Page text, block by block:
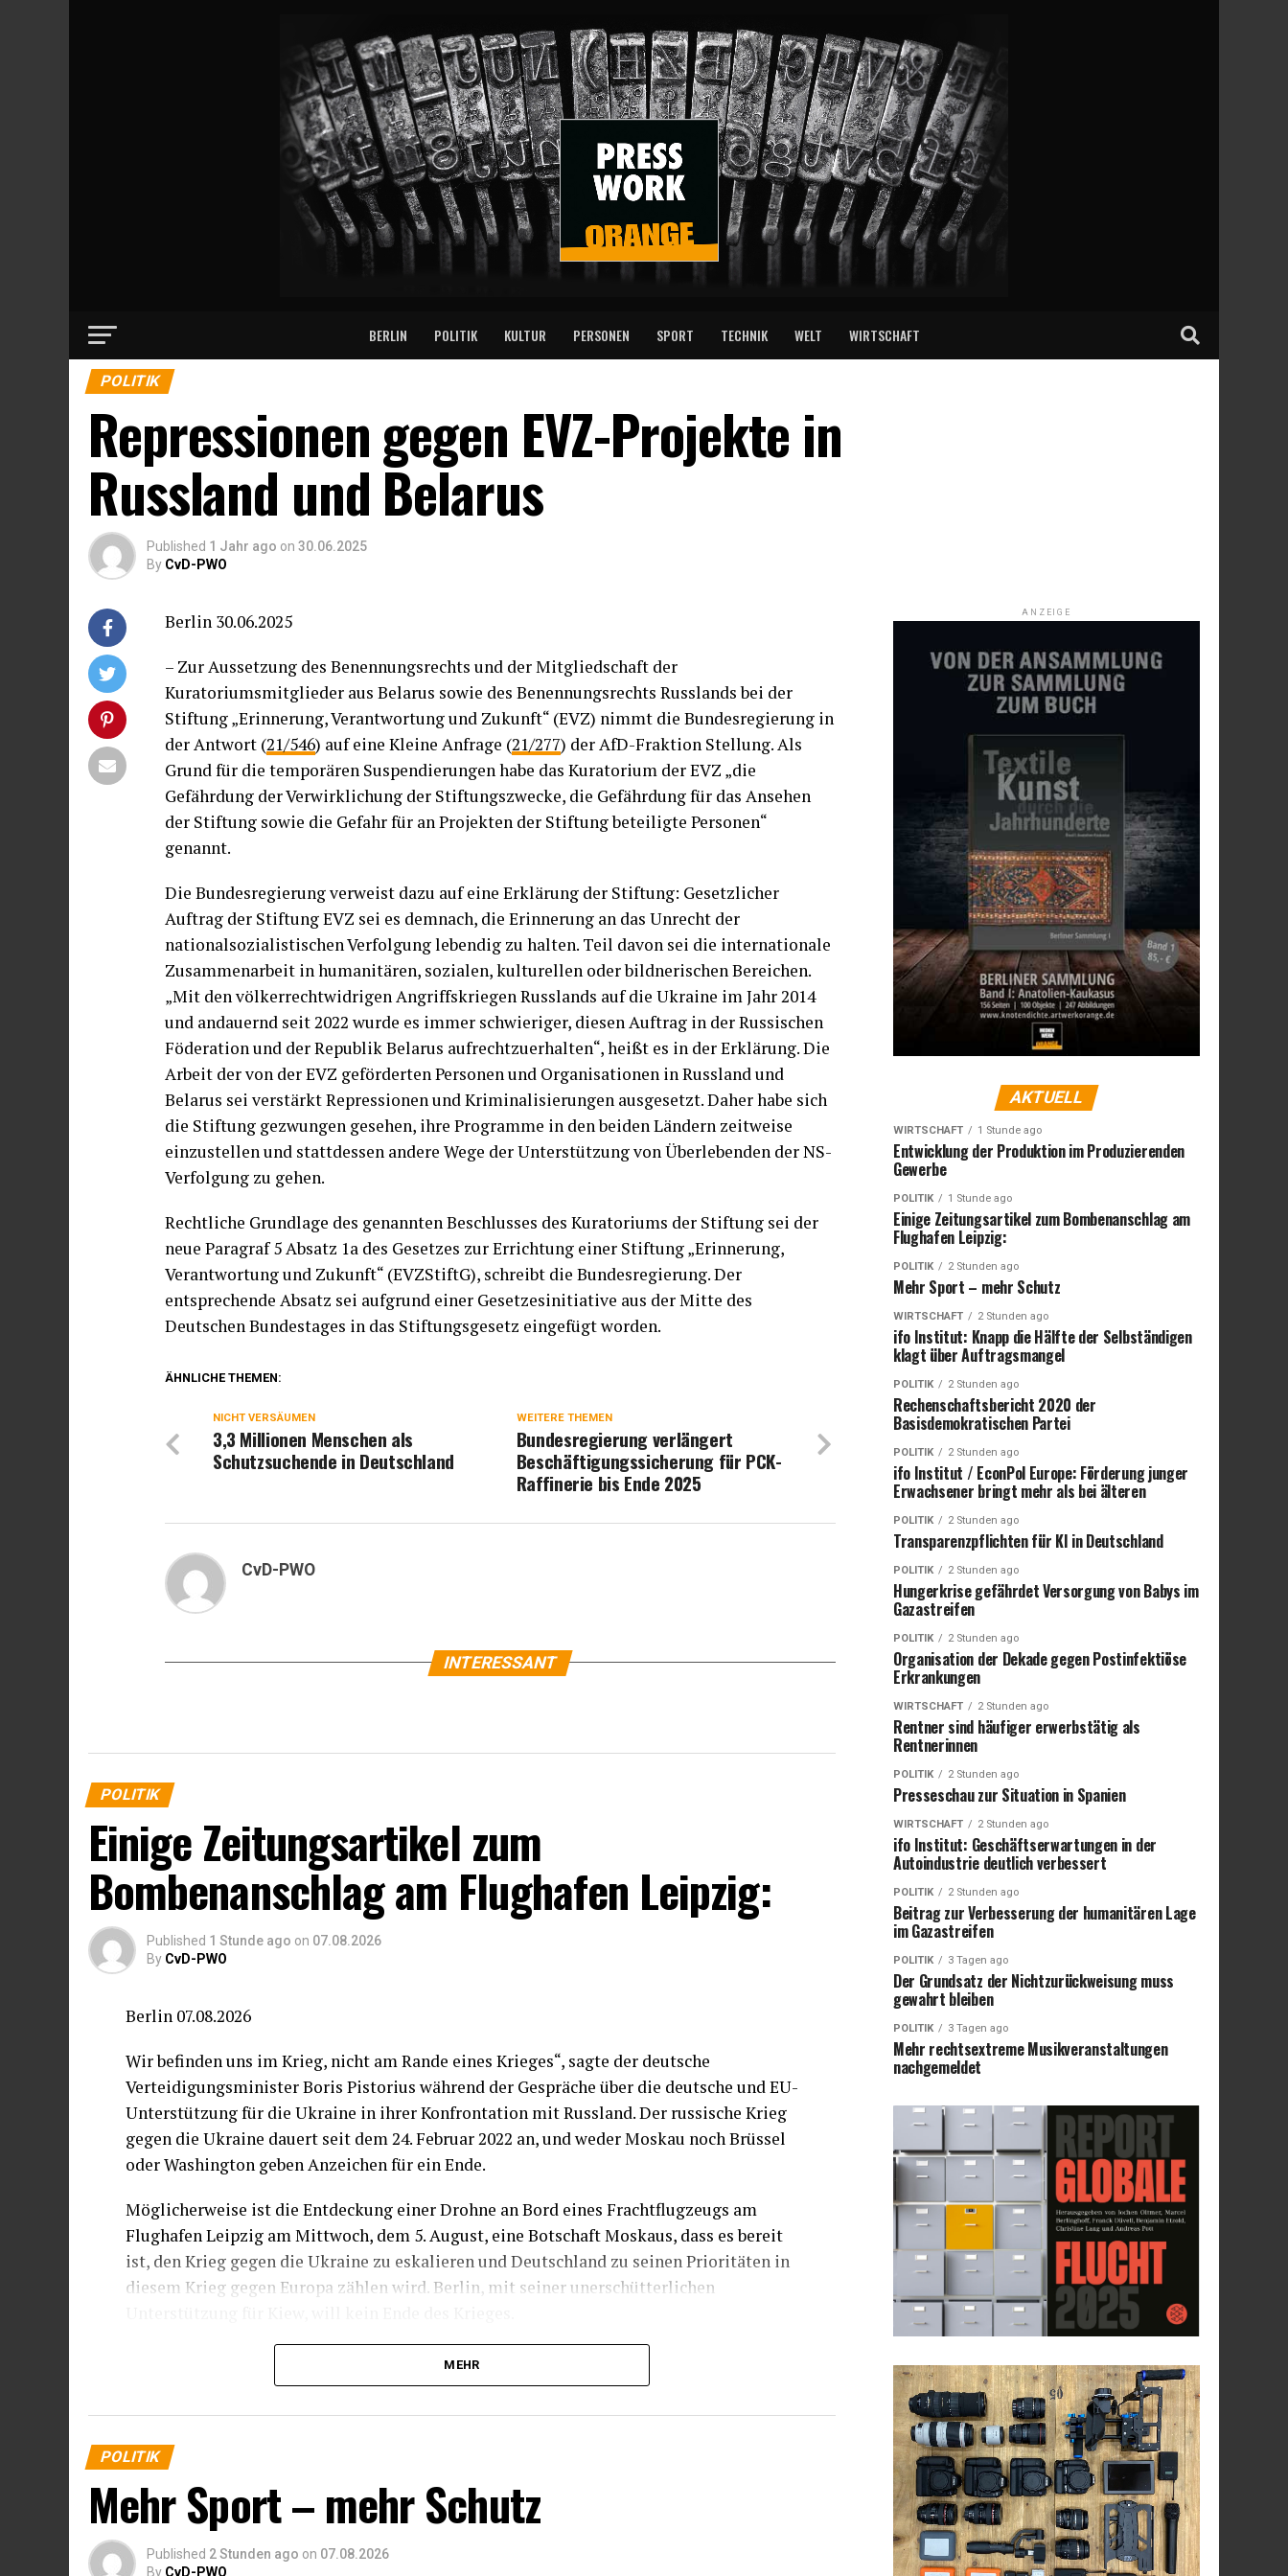
BERLIN POLITIK KULTUR PERSONEN SPORT TECHNIK WELT WIRTSCHAFT
POLITIK
Repressionen gegen EVZ-Projekte in
Russland und Belarus
Published 1 Jahr ago on 30.06.2025
By CvD-PWO
Berlin 30.06.2025
– Zur Aussetzung des Benennungsrechts und der Mitgliedschaft der
Kuratoriumsmitglieder aus Belarus sowie des Benennungsrechts Russlands bei der
Stiftung „Erinnerung, Verantwortung und Zukunft“ (EVZ) nimmt die Bundesregierung in
der Antwort (21/546) auf eine Kleine Anfrage (21/277) der AfD-Fraktion Stellung. Als
Grund für die temporären Suspendierungen habe das Kuratorium der EVZ „die
Gefährdung der Verwirklichung der Stiftungszwecke, die Gefährdung für das Ansehen
der Stiftung sowie die Gefahr für an Projekten der Stiftung beteiligte Personen“
genannt.
Die Bundesregierung verweist dazu auf eine Erklärung der Stiftung: Gesetzlicher
Auftrag der Stiftung EVZ sei es demnach, die Erinnerung an das Unrecht der
nationalsozialistischen Verfolgung lebendig zu halten. Teil davon sei die internationale
Zusammenarbeit in humanitären, sozialen, kulturellen oder bildnerischen Bereichen.
„Mit den völkerrechtwidrigen Angriffskriegen Russlands auf die Ukraine im Jahr 2014
und andauernd seit 2022 wurde es immer schwieriger, diesen Auftrag in der Russischen
Föderation und der Republik Belarus aufrechtzuerhalten“, heißt es in der Erklärung. Die
Arbeit der von der EVZ geförderten Personen und Organisationen in Russland und
Belarus sei verstärkt Repressionen und Kriminalisierungen ausgesetzt. Daher habe sich
die Stiftung gezwungen gesehen, ihre Programme in den beiden Ländern zeitweise
einzustellen und stattdessen andere Wege der Unterstützung von Überlebenden der NS-
Verfolgung zu gehen.
Rechtliche Grundlage des genannten Beschlusses des Kuratoriums der Stiftung sei der
neue Paragraf 5 Absatz 1a des Gesetzes zur Errichtung einer Stiftung „Erinnerung,
Verantwortung und Zukunft“ (EVZStiftG), schreibt die Bundesregierung. Der
entsprechende Absatz sei aufgrund einer Gesetzesinitiative aus der Mitte des
Deutschen Bundestages in das Stiftungsgesetz eingefügt worden.
ÄHNLICHE THEMEN:
WEITERE THEMEN
Bundesregierung verlängert
Beschäftigungssicherung für PCK-
Raffinerie bis Ende 2025
NICHT VERSÄUMEN
3,3 Millionen Menschen als
Schutzsuchende in Deutschland
CvD-PWO
INTERESSANT
POLITIK
Einige Zeitungsartikel zum
Bombenanschlag am Flughafen Leipzig:
Published 1 Stunde ago on 07.08.2026
By CvD-PWO
Berlin 07.08.2026
Wir befinden uns im Krieg, nicht am Rande eines Krieges“, sagte der deutsche
Verteidigungsminister Boris Pistorius während der Gespräche über die deutsche und EU-
Unterstützung für die Ukraine in ihrer Konfrontation mit Russland. Der russische Krieg
gegen die Ukraine dauert seit dem 24. Februar 2022 an, und weder Moskau noch Brüssel
oder Washington geben Anzeichen für ein Ende.
Möglicherweise ist die Entdeckung einer Drohne an Bord eines Frachtflugzeugs am
Flughafen Leipzig am Mittwoch, dem 5. August, eine Botschaft Moskaus, dass es bereit
ist, den Krieg gegen die Ukraine zu eskalieren und Deutschland zu seinen Prioritäten in
diesem Krieg gegen Europa zählen wird. Berlin, mit seiner unerschütterlichen
War die Drohne mit dem Sprengstoff an Bord tatsächlich Teil einer russischen
DieLEIPZIGER VOLKSZEITUNG
Drohnenflug: „Der Verdacht, dass es sich um einen versuchten Anschlag im Auftrag
Russlands handeln könnte, steht nicht nur im Raum, er lässt sich auch gut begründen.
Der russische Militärgeheimdienst lässt an vielen Stellen auf dem Kontinent spionieren,
MEHR
POLITIK
Mehr Sport – mehr Schutz
Published 2 Stunden ago on 07.08.2026
By CvD-PWO
ANZEIGE
AKTUELL
WIRTSCHAFT 1 Stunde ago
Entwicklung der Produktion im Produzierenden
Gewerbe
POLITIK 1 Stunde ago
Einige Zeitungsartikel zum Bombenanschlag am
Flughafen Leipzig:
POLITIK 2 Stunden ago
Mehr Sport – mehr Schutz
WIRTSCHAFT 2 Stunden ago
ifo Institut: Knapp die Hälfte der Selbständigen
klagt über Auftragsmangel
POLITIK 2 Stunden ago
Rechenschaftsbericht 2020 der
Basisdemokratischen Partei
POLITIK 2 Stunden ago
ifo Institut / EconPol Europe: Förderung junger
Erwachsener bringt mehr als bei älteren
POLITIK 2 Stunden ago
Transparenzpflichten für KI in Deutschland
POLITIK 2 Stunden ago
Hungerkrise gefährdet Versorgung von Babys im
Gazastreifen
POLITIK 2 Stunden ago
Organisation der Dekade gegen Postinfektiöse
Erkrankungen
WIRTSCHAFT 2 Stunden ago
Rentner sind häufiger erwerbstätig als
Rentnerinnen
POLITIK 2 Stunden ago
Presseschau zur Situation in Spanien
WIRTSCHAFT 2 Stunden ago
ifo Institut: Geschäftserwartungen in der
Autoindustrie deutlich verbessert
POLITIK 2 Stunden ago
Beitrag zur Verbesserung der humanitären Lage
im Gazastreifen
POLITIK 3 Tagen ago
Der Grundsatz der Nichtzurückweisung muss
gewahrt bleiben
POLITIK 3 Tagen ago
Mehr rechtsextreme Musikveranstaltungen
nachgemeldet